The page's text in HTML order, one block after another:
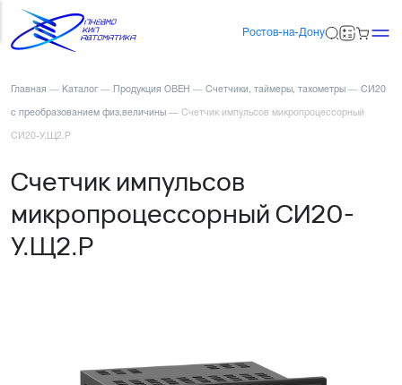
Ростов-на-Дону
Главная — Каталог — Продукция ОВЕН — Счетчики, таймеры, тахометры — СИ20
с преобразованием физ.величины — Счетчик импульсов микропроцессорный
СИ20-У.Щ2.Р
Счетчик импульсов
микропроцессорный СИ20-
У.Щ2.Р